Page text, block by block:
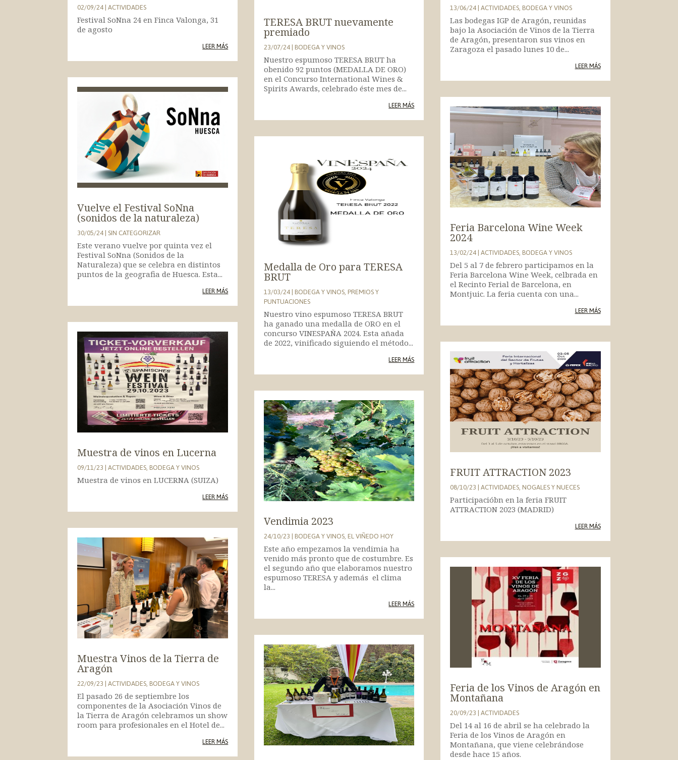
02/09/24|ACTIVIDADES
Festival SoNna 24 en Finca Valonga, 31
de agosto
LEER MÁS
Vuelve el Festival SoNna
(sonidos de la naturaleza)
30/05/24| SIN CATEGORIZAR
Este verano vuelve por quinta vez el
Festival SoNna (Sonidos de la
Naturaleza) que se celebra en distintos
puntos de la geografia de Huesca. Esta...
LEER MÁS
Muestra de vinos en Lucerna
09/11/23|ACTIVIDADES,BODEGA Y VINOS
Muestra de vinos en LUCERNA (SUIZA)
LEER MÁS
Muestra Vinos de la Tierra de
Aragón
22/09/23|ACTIVIDADES,BODEGA Y VINOS
El pasado 26 de septiembre los
componentes de la Asociación Vinos de
la Tierra de Aragón celebramos un show
room para profesionales en el Hotel de...
LEER MÁS
TERESA BRUT nuevamente
premiado
23/07/24|BODEGA Y VINOS
Nuestro espumoso TERESA BRUT ha
obenido 92 puntos (MEDALLA DE ORO)
en el Concurso International Wines &
Spirits Awards, celebrado éste mes de...
LEER MÁS
Medalla de Oro para TERESA
BRUT
13/03/24|BODEGA Y VINOS,PREMIOS Y
PUNTUACIONES
Nuestro vino espumoso TERESA BRUT
ha ganado una medalla de ORO en el
concurso VINESPAÑA 2024. Esta añada
de 2022, vinificado siguiendo el método...
LEER MÁS
Vendimia 2023
24/10/23|BODEGA Y VINOS,EL VIÑEDO HOY
Este año empezamos la vendimia ha
venido más pronto que de costumbre. Es
el segundo año que elaboramos nuestro
espumoso TERESA y además el clima
la...
LEER MÁS
13/06/24|ACTIVIDADES,BODEGA Y VINOS
Las bodegas IGP de Aragón, reunidas
bajo la Asociación de Vinos de la Tierra
de Aragón, presentaron sus vinos en
Zaragoza el pasado lunes 10 de...
LEER MÁS
Feria Barcelona Wine Week
2024
13/02/24|ACTIVIDADES,BODEGA Y VINOS
Del 5 al 7 de febrero participamos en la
Feria Barcelona Wine Week, celbrada en
el Recinto Ferial de Barcelona, en
Montjuic. La feria cuenta con una...
LEER MÁS
FRUIT ATTRACTION 2023
08/10/23|ACTIVIDADES,NOGALES Y NUECES
Participacióbn en la feria FRUIT
ATTRACTION 2023 (MADRID)
LEER MÁS
Feria de los Vinos de Aragón en
Montañana
20/09/23|ACTIVIDADES
Del 14 al 16 de abril se ha celebrado la
Feria de los Vinos de Aragón en
Montañana, que viene celebrándose
desde hace 15 años.